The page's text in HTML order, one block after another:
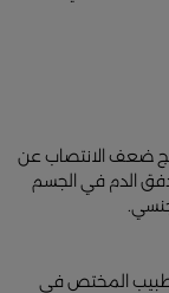
ضعف الانتصاب عن
الدم في الجسم
المختص في